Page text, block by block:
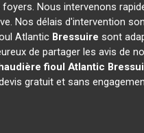
Nous intervenons
Nos délais d'intervention
Atlantic Bressuire sont
de partager les avis de
fioul Atlantic
gratuit et sans